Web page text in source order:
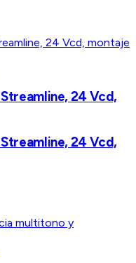
24 Vcd,
24 Vcd,